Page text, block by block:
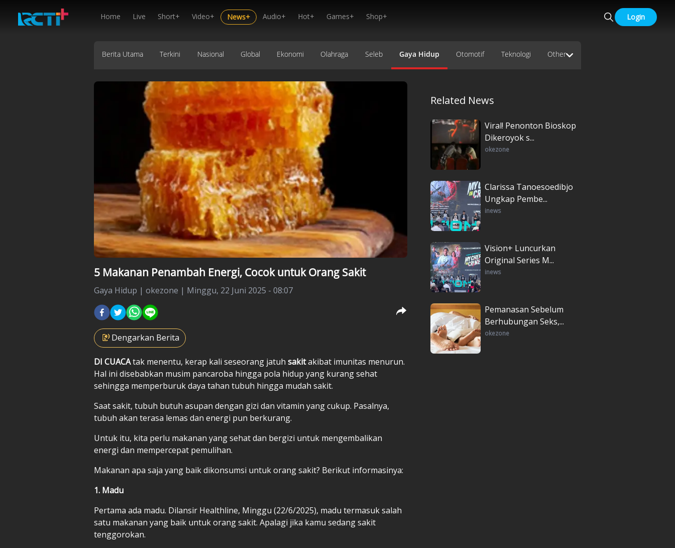
Home Live Short+ Video+ News+ Audio+ Hot+ Games+ Shop+ Login
Berita Utama Terkini Nasional Global Ekonomi Olahraga Seleb Gaya Hidup Otomotif Teknologi Other
5 Makanan Penambah Energi, Cocok untuk Orang Sakit
Gaya Hidup | okezone | Minggu, 22 Juni 2025 - 08:07
Dengarkan Berita
DI CUACAtak menentu, kerap kali seseorang jatuh sakitakibat imunitas menurun.
Hal ini disebabkan musim pancaroba hingga pola hidup yang kurang sehat
sehingga memperburuk daya tahan tubuh hingga mudah sakit.
Saat sakit, tubuh butuh asupan dengan gizi dan vitamin yang cukup. Pasalnya,
tubuh akan terasa lemas dan energi pun berkurang.
Untuk itu, kita perlu makanan yang sehat dan bergizi untuk mengembalikan
energi dan mempercepat pemulihan.
Makanan apa saja yang baik dikonsumsi untuk orang sakit? Berikut informasinya:
1. Madu
Pertama ada madu. Dilansir Healthline, Minggu (22/6/2025), madu termasuk salah
satu makanan yang baik untuk orang sakit. Apalagi jika kamu sedang sakit
tenggorokan.
Related News
Viral! Penonton Bioskop
Dikeroyok s...
okezone
Clarissa Tanoesoedibjo
Ungkap Pembe...
inews
Vision+ Luncurkan
Original Series M...
inews
Pemanasan Sebelum
Berhubungan Seks,...
okezone